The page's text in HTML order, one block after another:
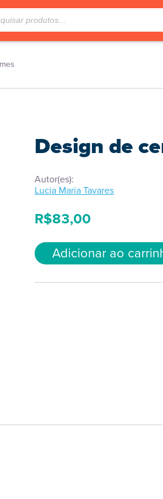
Design de
Autor(es):
Lucia Maria Tavares
R$83,00
Adicionar ao